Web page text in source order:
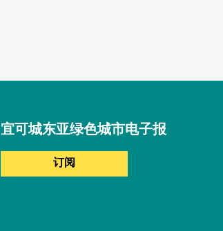
宜可城东亚绿色城市电子报
订阅